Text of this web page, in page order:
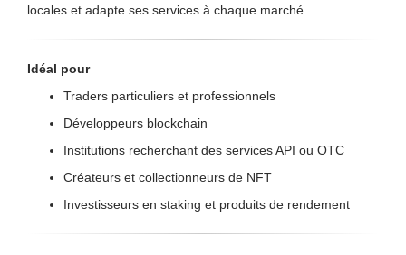
locales et adapte ses services à chaque marché.
Idéal pour
Traders particuliers et professionnels
Développeurs blockchain
Institutions recherchant des services API ou OTC
Créateurs et collectionneurs de NFT
Investisseurs en staking et produits de rendement